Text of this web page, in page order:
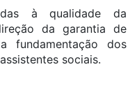
à qualidade da
da garantia de
fundamentação dos
sociais.